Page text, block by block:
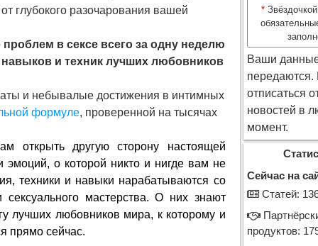
глубокого разочарования вашей
в сексе всего за одну неделю
и техник лучших любовников
и небывалые достижения в интимных
формуле, проверенной на тысячах
открыть другую сторону настоящей
о которой никто и нигде вам не
техники и навыки нарабатываются со
мастерства. О них знают
лучших любовников мира, к которому и
прямо сейчас.
*
Ваши
отписаться
новостей в
момент.
Сейчас на
Cтатей:
продуктов: